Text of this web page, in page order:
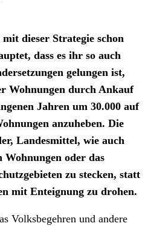
dieser Strategie schon
dass es ihr so auch
gelungen ist,
Wohnungen durch Ankauf
Jahren um 30.000 auf
anzuheben. Die
Landesmittel, wie auch
oder das
zu stecken, statt
mit Enteignung zu drohen.
Volksbegehren und andere